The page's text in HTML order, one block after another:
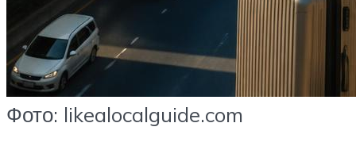
Фото: likealocalguide.com